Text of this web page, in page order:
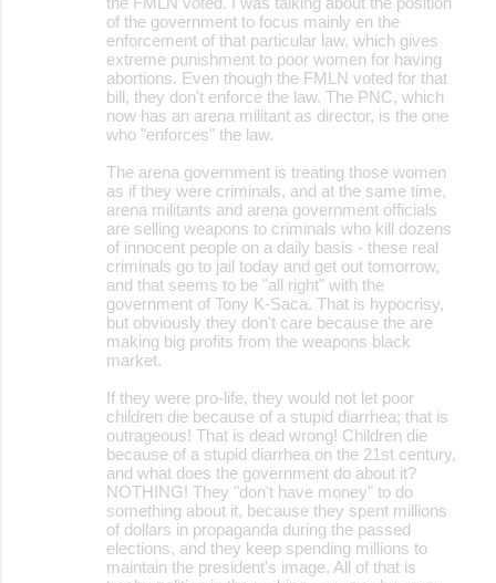
of the government to focus mainly en the
enforcement of that particular law, which gives
extreme punishment to poor women for having
abortions. Even though the FMLN voted for that
bill, they don't enforce the law. The PNC, which
now has an arena militant as director, is the one
who "enforces" the law.
The arena government is treating those women
as if they were criminals, and at the same time,
arena militants and arena government officials
are selling weapons to criminals who kill dozens
of innocent people on a daily basis - these real
criminals go to jail today and get out tomorrow,
and that seems to be "all right" with the
government of Tony K-Saca. That is hypocrisy,
but obviously they don't care because the are
making big profits from the weapons black
market.
If they were pro-life, they would not let poor
children die because of a stupid diarrhea; that is
outrageous! That is dead wrong! Children die
because of a stupid diarrhea on the 21st century,
and what does the government do about it?
NOTHING! They "don't have money" to do
something about it, because they spent millions
of dollars in propaganda during the passed
elections, and they keep spending millions to
maintain the president's image. All of that is